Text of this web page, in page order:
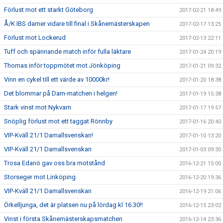
Förlust mot ett starkt Göteborg 2017-02-21 18:49
Å/K IBS damer vidare till final i Skånemästerskapen 2017-02-17 13:25
Förlust mot Lockerud 2017-02-13 22:11
Tuff och spännande match inför fulla läktare 2017-01-24 20:19
Thomas inför toppmötet mot Jönköping 2017-01-21 09:32
Vinn en cykel till ett värde av 10000kr! 2017-01-20 18:38
Det blommar på Dam-matchen i helgen! 2017-01-19 15:38
Stark vinst mot Nykvarn 2017-01-17 19:57
Snöplig förlust mot ett taggat Rönnby 2017-01-16 20:40
VIP-Kväll 21/1 Damallsvenskan! 2017-01-10 13:20
VIP-Kväll 21/1 Damallsvenskan 2017-01-03 09:30
Trosa Edanö gav oss bra motstånd 2016-12-21 15:00
Storseger mot Linköping 2016-12-20 19:36
VIP-Kväll 21/1 Damallsvenskan 2016-12-19 21:06
Örkelljunga, det är platsen nu på lördag kl 16.30!! 2016-12-15 23:02
Vinst i första Skånemästerskapsmatchen 2016-12-14 23:36